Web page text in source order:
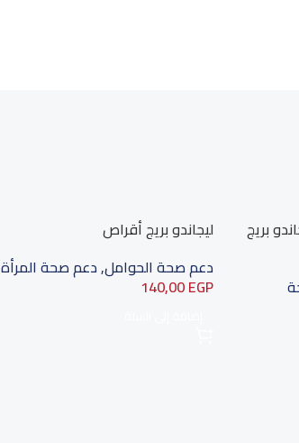
بريج
ليجاندو بريج أقراص
دعم صحة الحوامل,دعم صحة المرأة
140,00EGP